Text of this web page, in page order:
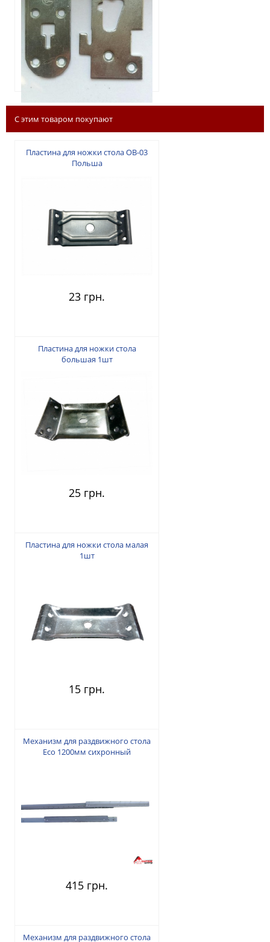
165 грн.
С этим товаром покупают
Пластина для ножки стола ОВ-03
Польша
23 грн.
Пластина для ножки стола
большая 1шт
25 грн.
Пластина для ножки стола малая
1шт
15 грн.
Механизм для раздвижного стола
Есо 1200мм сихронный
415 грн.
Механизм для раздвижного стола